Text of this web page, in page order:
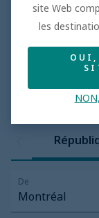
Montréal
De
site Web
les
OUI,